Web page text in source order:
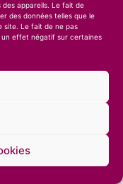
appareils. Le fait de
des données telles que le
site. Le fait de ne pas
effet négatif sur certaines
artisanales et des